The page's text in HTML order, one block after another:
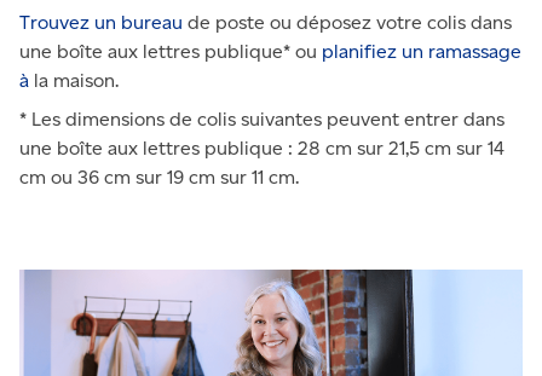
Trouvez un bureau de poste ou déposez votre colis dans
une boîte aux lettres publique* ou planifiez un ramassage
à la maison.
* Les dimensions de colis suivantes peuvent entrer dans
une boîte aux lettres publique : 28 cm sur 21,5 cm sur 14
cm ou 36 cm sur 19 cm sur 11 cm.